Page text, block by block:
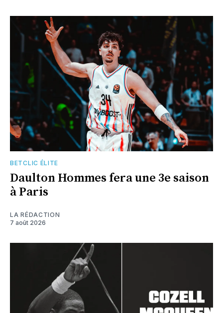
BETCLIC ÉLITE
Daulton Hommes fera une 3e saison
à Paris
LA RÉDACTION
7 août 2026